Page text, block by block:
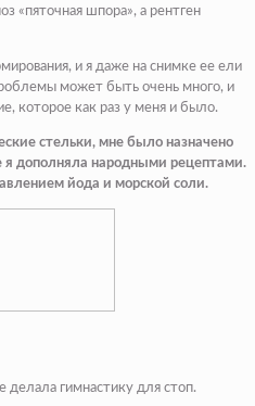
«пяточная шпора», а рентген
и я даже на снимке ее ели
может быть очень много, и
которое как раз у меня и было.
стельки, мне было назначено
я дополняла народными рецептами.
йода и морской соли.
делала гимнастику для стоп.